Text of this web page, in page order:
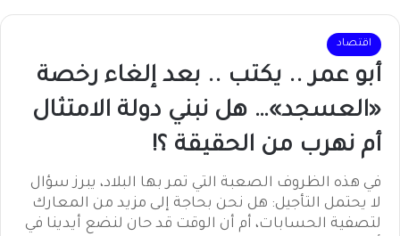
اقتصاد
أبو عمر .. يكتب .. بعد إلغاء رخصة
«العسجد»… هل نبني دولة الامتثال
أم نهرب من الحقيقة ؟!
في هذه الظروف الصعبة التي تمر بها البلاد، يبرز سؤال
لا يحتمل التأجيل: هل نحن بحاجة إلى مزيد من المعارك
لتصفية الحسابات، أم أن الوقت قد حان لنضع أيدينا في